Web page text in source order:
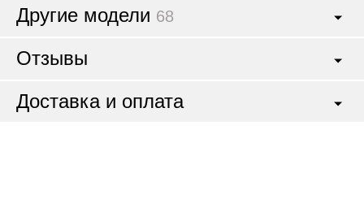
Другие модели 68
Отзывы
Доставка и оплата